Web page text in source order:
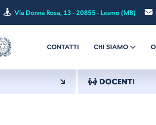
Via Donna Rosa, 13 - 20855 - Lesmo (MB)
CONTATTI CHI SIAMO
DOCENTI